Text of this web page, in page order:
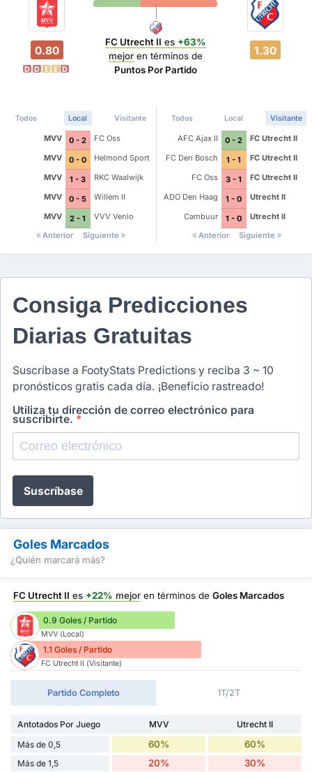
0.80
D D E E D
FC Utrecht II es +63%
mejor en términos de
Puntos Por Partido
1.30
Todos Local Visitante
MVV 0 - 2
FC Oss
MVV
0 - 0
Helmond Sport
MVV
1 - 3
RKC Waalwijk
MVV
0 - 5
Willem II
MVV
2 - 1
VVV Venlo
Anterior
Siguiente
Todos Local Visitante
AFC Ajax II 0 - 2
FC Utrecht II
FC Den Bosch
1 - 1
FC Utrecht II
FC Oss
3 - 1
FC Utrecht II
ADO Den Haag
1 - 0
Utrecht II
Cambuur
1 - 0
Utrecht II
Anterior
Siguiente
Consiga Predicciones
Diarias Gratuitas
Suscríbase a FootyStats Predictions y reciba 3 ~ 10
pronósticos gratis cada día. ¡Beneficio rastreado!
Utiliza tu dirección de correo electrónico para
suscribirte. *
Suscríbase
Goles Marcados
¿Quién marcará más?
FC Utrecht II es +22% mejor en términos de Goles Marcados
0.9 Goles / Partido
MVV (Local)
1.1 Goles / Partido
FC Utrecht II (Visitante)
Partido Completo 1T/2T
Antotados Por Juego MVV
Utrecht II
Más de 0,5
60% 60%
Más de 1,5 20% 30%